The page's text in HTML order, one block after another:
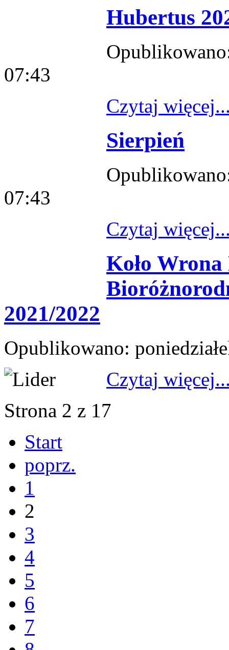
Hubertus
07:43
Czytaj
Sierpień
07:43
Czytaj
Koło
2021/2022
Opublikowano:
Czytaj
Strona 2 z 17
Start
poprz.
1
2
3
4
5
6
7